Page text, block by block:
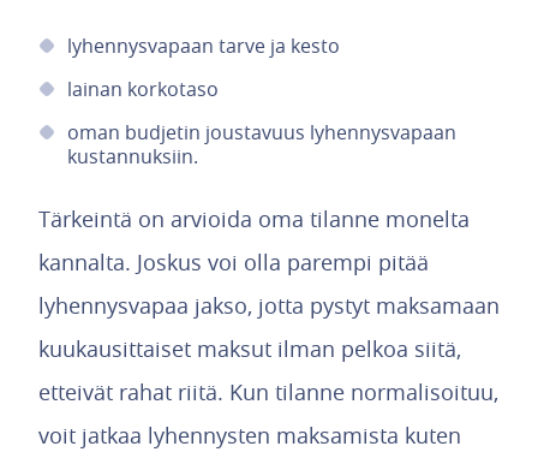
lyhennysvapaan tarve ja kesto
lainan korkotaso
oman budjetin joustavuus lyhennysvapaan
kustannuksiin.
Tärkeintä on arvioida oma tilanne monelta
kannalta. Joskus voi olla parempi pitää
lyhennysvapaa jakso, jotta pystyt maksamaan
kuukausittaiset maksut ilman pelkoa siitä,
etteivät rahat riitä. Kun tilanne normalisoituu,
voit jatkaa lyhennysten maksamista kuten